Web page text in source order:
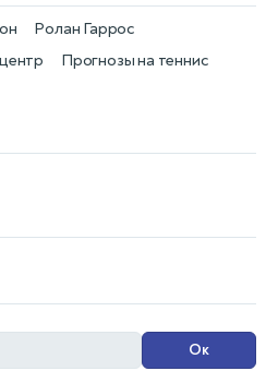
Прогнозы на теннис
Ролан Гаррос
Ок